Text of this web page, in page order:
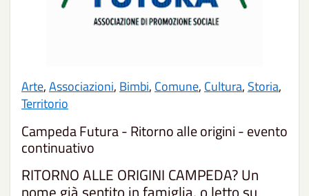
Arte,Associazioni, Bimbi, Comune, Cultura, Storia,
Territorio
Campeda Futura - Ritorno alle origini - evento
continuativo
RITORNO ALLE ORIGINI CAMPEDA? Un